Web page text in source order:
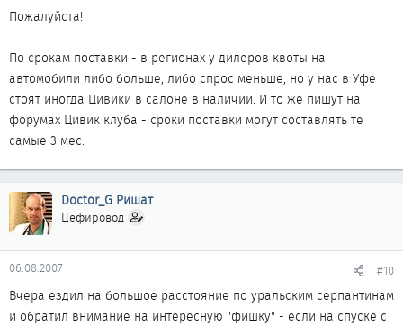
меняются обстоятельства/желания
из того, что смотрел со сроком поставки 2-3 месяца:
- опель астра и вектра, что-то есть в наличии (больше вектра)
- мазда 3 и 6, что-то есть в наличии (больше 6)
- гольф и гольф плюс - с 1.6 всегда в наличии, остальное под
заказ в указанные сроки
Пожалуйста!
По срокам поставки - в регионах у дилеров квоты на
автомобили либо больше, либо спрос меньше, но у нас в Уфе
стоят иногда Цивики в салоне в наличии. И то же пишут на
форумах Цивик клуба - сроки поставки могут составлять те
самые 3 мес.
Doctor_G Ришат
Цефировод
06.08.2007 #10
Вчера ездил на большое расстояние по уральским серпантинам
и обратил внимание на интересную "фишку" - если на спуске с